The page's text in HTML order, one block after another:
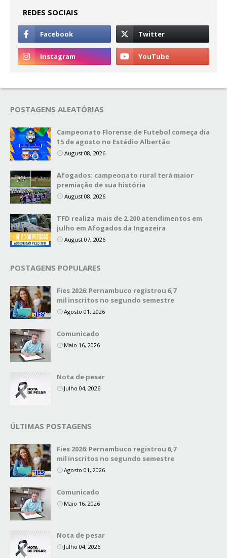
REDES SOCIAIS
POSTAGENS ALEATÓRIAS
Campeonato Florense de Futebol começa dia
15 de agosto no Estádio Albertão
August 08, 2026
Afogados: campeonato rural terá maior
premiação de sua história
August 08, 2026
TFD realiza mais de 2.200 atendimentos em
julho em Afogados da Ingazeira
August 07, 2026
POSTAGENS POPULARES
Fies 2026: Pernambuco registrou 6,7
mil inscritos no segundo semestre
Agosto 01, 2026
Comunicado
Maio 16, 2026
Nota de pesar
Julho 04, 2026
ÚLTIMAS POSTAGENS
Fies 2026: Pernambuco registrou 6,7
mil inscritos no segundo semestre
Agosto 01, 2026
Comunicado
Maio 16, 2026
Nota de pesar
Julho 04, 2026